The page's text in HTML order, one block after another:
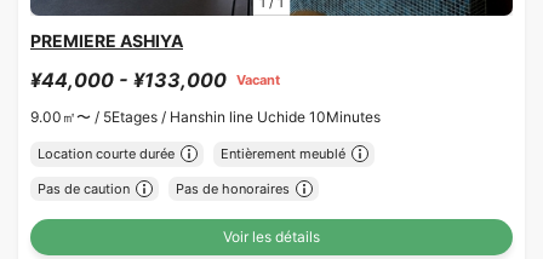
PREMIERE ASHIYA
¥44,000 - ¥133,000 Vacant
9.00㎡〜 / 5Etages / Hanshin line Uchide 10Minutes
Location courte durée Entièrement meublé
Pas de caution Pas de honoraires
Voir les détails